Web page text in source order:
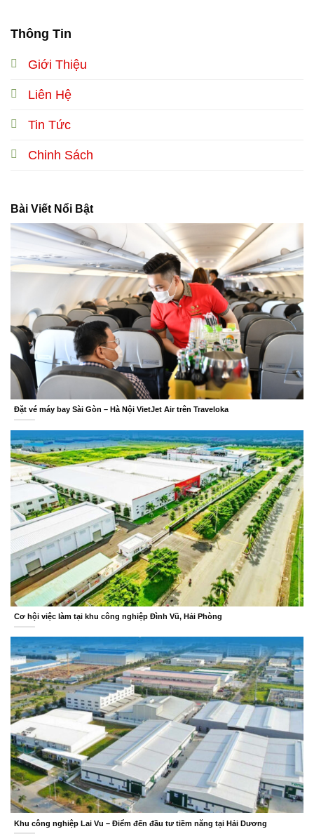
Thông Tin
Giới Thiệu
Liên Hệ
Tin Tức
Chinh Sách
Bài Viết Nổi Bật
Đặt vé máy bay Sài Gòn – Hà Nội VietJet Air trên Traveloka
Cơ hội việc làm tại khu công nghiệp Đình Vũ, Hải Phòng
Khu công nghiệp Lai Vu – Điểm đến đầu tư tiềm năng tại Hải Dương